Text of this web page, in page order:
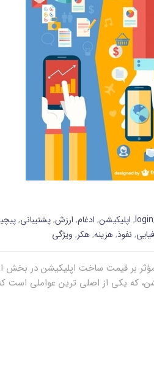
login,
, اپلیکیشن, ادغام, ارزش,پشتیبانی,
, نفوذ,هزینه,هکر, ویژگی
مؤثر بر قیمت ساخت اپلیکیشن در
که یکی از اصلی ترین عواملی